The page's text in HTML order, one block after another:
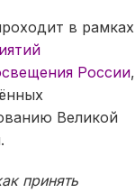
в рамках
России,
Великой
принять